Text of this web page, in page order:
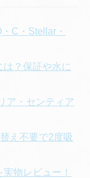
C・Stellar・
？保証や水に
ア・センティア
え不要で2度吸
物レビュー！